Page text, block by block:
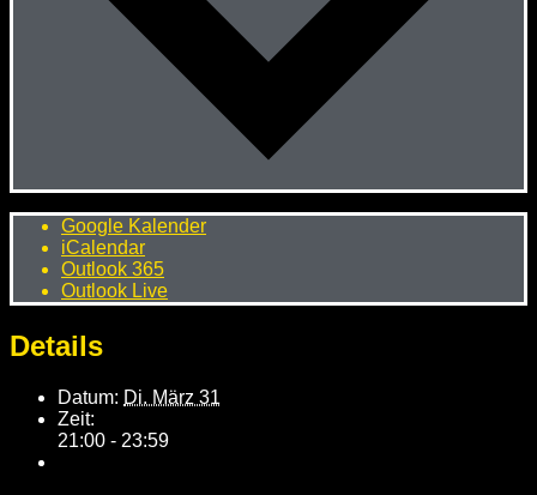
Google Kalender
iCalendar
Outlook 365
Outlook Live
Details
Datum: Di. März 31
Zeit:
21:00 - 23:59